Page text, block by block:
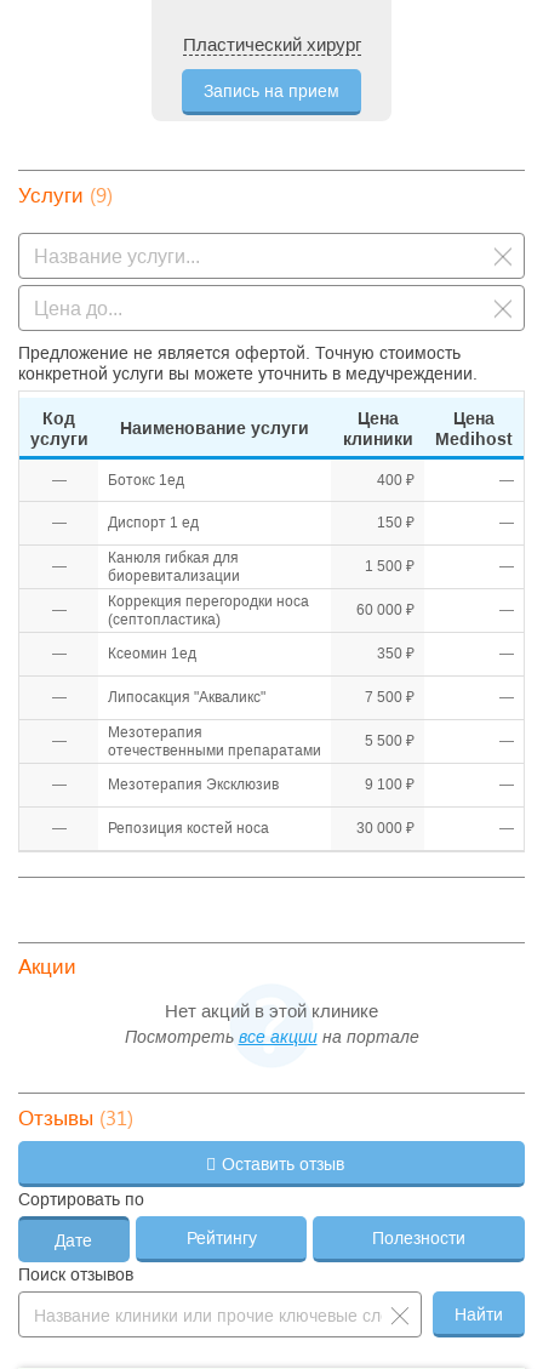
Пластический хирург
Запись на прием
Услуги (9)
Предложение не является офертой. Точную стоимость
конкретной услуги вы можете уточнить в медучреждении.
Код
услуги
Наименование услуги
Цена
клиники
Цена
Medihost
— Ботокс 1ед 400 ₽ —
— Диспорт 1 ед 150 ₽ —
—
Канюля гибкая для
биоревитализации
1 500 ₽ —
—
Коррекция перегородки носа
(септопластика)
60 000 ₽ —
— Ксеомин 1ед 350 ₽ —
— Липосакция "Акваликс" 7 500 ₽ —
—
Мезотерапия
отечественными препаратами
5 500 ₽ —
— Мезотерапия Эксклюзив 9 100 ₽ —
— Репозиция костей носа 30 000 ₽ —
Акции
Нет акций в этой клинике
Посмотреть все акциина портале
Отзывы (31)
Оставить отзыв
Сортировать по
Дате Рейтингу
Полезности
Поиск отзывов
Найти